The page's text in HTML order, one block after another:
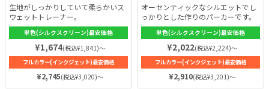
生地がしっかりしていて柔らかいス
ウェットトレーナー。
単色(シルクスクリーン)最安価格
¥1,674(税込¥1,841)～
フルカラー(インクジェット)最安価格
¥2,745(税込¥3,020)～
オーセンティックなシルエットでし
っかりとした作りのパーカーです。
単色(シルクスクリーン)最安価格
¥2,022(税込¥2,224)～
フルカラー(インクジェット)最安価格
¥2,910(税込¥3,201)～